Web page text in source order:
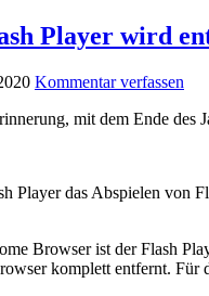
Player wird
Kommentar verfassen
mit dem Ende des
Player das Abspielen von
Browser ist der Flash
komplett entfernt. Für